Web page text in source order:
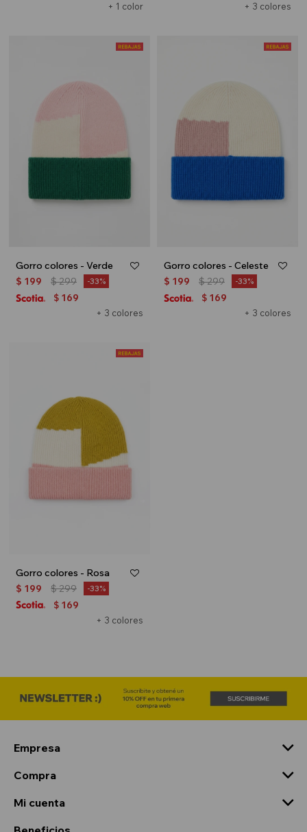
+ 1 color + 3 colores
Gorro colores - Verde
+ 3 colores
$ 199 $299 33
$ 169
Gorro colores - Celeste
+ 3 colores
$ 199 $299 33
$ 169
Gorro colores - Rosa
+ 3 colores
$ 199 $299 33
$ 169
Empresa
Compra
Mi cuenta